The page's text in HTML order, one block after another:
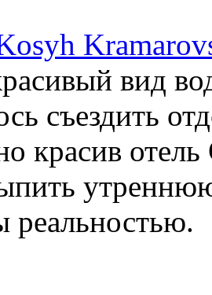
вид
съездить
красив
реальностью.